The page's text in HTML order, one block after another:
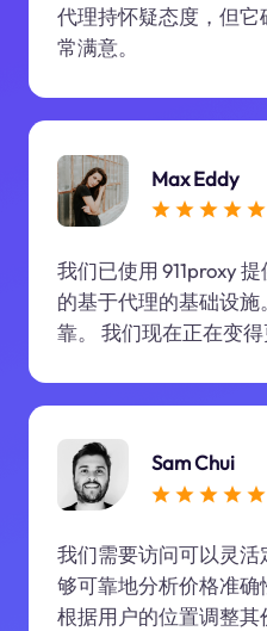
代理持怀疑态度，但
常满意。
Max Eddy
我们已使用 911proxy
的基于代理的基础设
靠。 我们现在正在变得
Sam Chui
我们需要访问可以灵活
够可靠地分析价格准
根据用户的位置调整其